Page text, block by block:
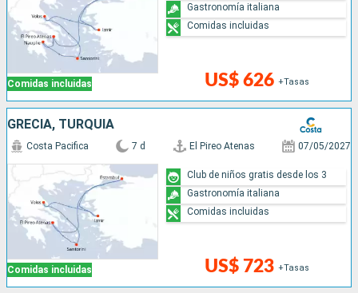
Comidas incluidas US$ 626 +Tasas
Gastronomía italiana
Comidas incluidas
GRECIA, TURQUÍA
Comidas incluidas
Costa Pacifica 7 d El Pireo Atenas 07/05/2027
US$ 723 +Tasas
Club de niños gratis desde los 3
Gastronomía italiana
Comidas incluidas